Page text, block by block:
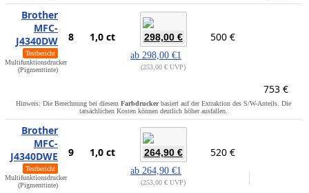
Brother
MFC-
J4340DW
Testbericht
Multifunktionsdrucker
(Pigmenttinte)
8 1,0 ct 298,00 €
ab 298,00 €1
253,00 € UVP
500 €
753 €
Hinweis: Die Berechnung bei diesem Farbdruckerbasiert auf der Extraktion des S/W-Anteils. Die
tatsächlichen Kosten können deutlich höher ausfallen.
Brother
MFC-
J4340DWE
Testbericht
Multifunktionsdrucker
(Pigmenttinte)
9 1,0 ct 264,90 €
ab 264,90 €1
253,00 € UVP
520 €